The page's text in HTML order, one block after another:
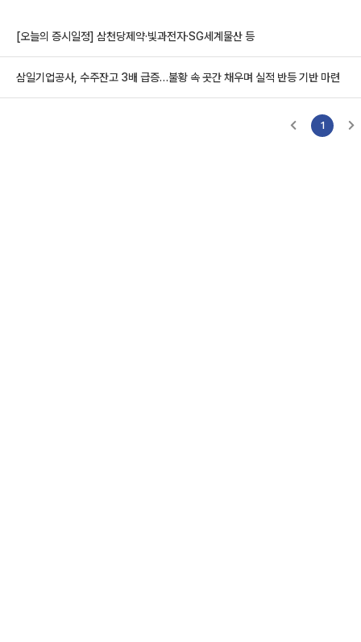
[오늘의 증시일정] 삼천당제약·빛과전자·SG세계물산 등
삼일기업공사, 수주잔고 3배 급증…불황 속 곳간 채우며 실적 반등 기반 마련
1